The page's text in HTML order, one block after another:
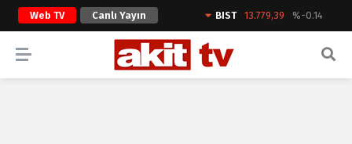
Web TV Canlı Yayın BIST 13.779,39 %-0.14
ARAMA YAP